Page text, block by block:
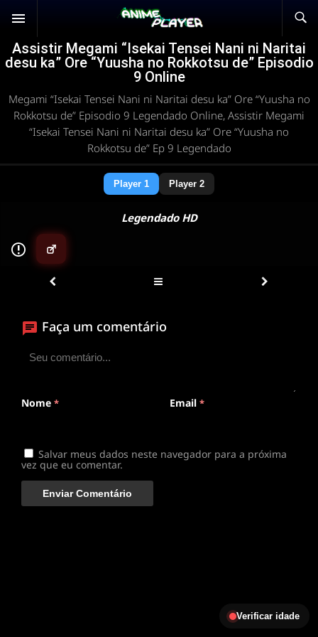
Assistir Megami “Isekai Tensei Nani ni Naritai
desu ka” Ore “Yuusha no Rokkotsu de” Episodio
9 Online
Megami “Isekai Tensei Nani ni Naritai desu ka” Ore “Yuusha no
Rokkotsu de” Episodio 9 Legendado Online, Assistir Megami
“Isekai Tensei Nani ni Naritai desu ka” Ore “Yuusha no
Rokkotsu de” Ep 9 Legendado
Player 1 Player 2
Clique para assistir
Legendado HD
Faça um comentário
Nome * Email *
Salvar meus dados neste navegador para a próxima
vez que eu comentar.
Verificar idade